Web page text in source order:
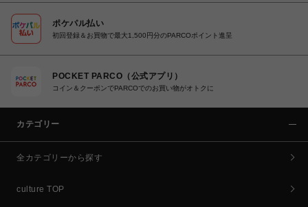
ポケパル払い
初回登録＆お買物で最大1,500円分のPARCOポイント進呈
POCKET PARCO（公式アプリ）
コイン＆クーポンでPARCOでのお買い物がオトクに
カテゴリー
全カテゴリーから探す
culture TOP